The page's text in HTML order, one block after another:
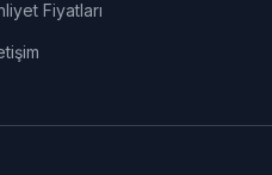
Fiyatları